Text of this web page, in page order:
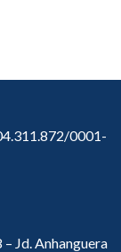
0001-
Jd. Anhanguera